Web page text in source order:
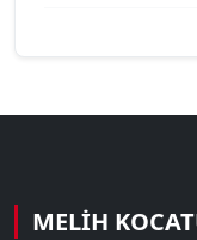
MELIH